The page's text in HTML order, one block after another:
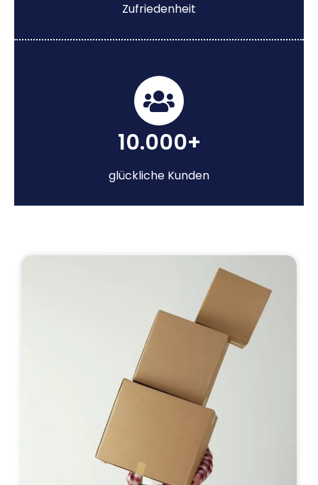
Zufriedenheit
10.000+
glückliche Kunden